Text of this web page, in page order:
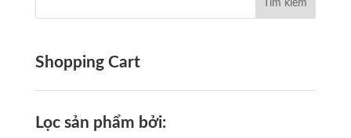
Shopping Cart
Lọc sản phẩm bởi: